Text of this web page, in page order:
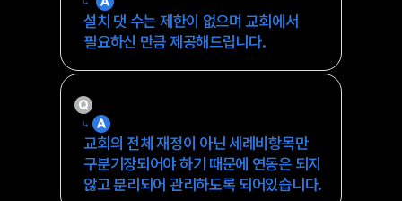
설치 댓 수는 제한이 없으며 교회에서
필요하신 만큼 제공해드립니다.
교회의 전체 재정이 아닌 세례비항목만
구분기장되어야 하기 때문에 연동은 되지
않고 분리되어 관리하도록 되어있습니다.